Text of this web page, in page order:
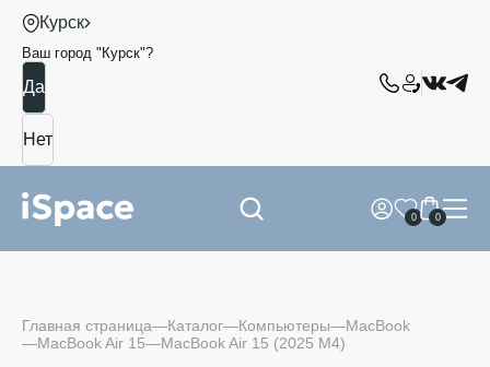
Курск
Ваш город " Курск"?
0 0
Главная страница Каталог Компьютеры
MacBook
MacBook Air 15
MacBook Air 15 (2025 M4)